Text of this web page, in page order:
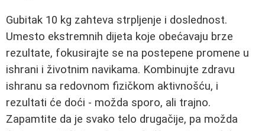
Gubitak 10 kg zahteva strpljenje i doslednost.
Umesto ekstremnih dijeta koje obećavaju brze
rezultate, fokusirajte se na postepene promene u
ishrani i životnim navikama. Kombinujte zdravu
ishranu sa redovnom fizičkom aktivnošću, i
rezultati će doći - možda sporo, ali trajno.
Zapamtite da je svako telo drugačije, pa možda